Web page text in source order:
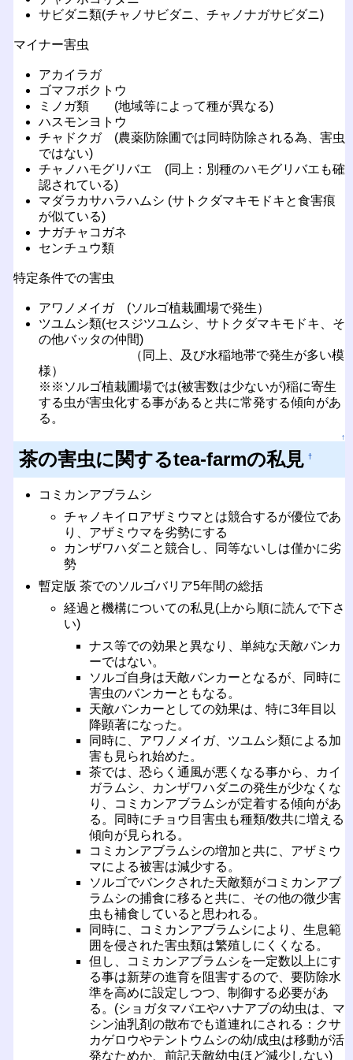
サビダニ類(チャノサビダニ、チャノナガサビダニ)
マイナー害虫
アカイラガ
ゴマフボクトウ
ミノガ類 (地域等によって種が異なる)
ハスモンヨトウ
チャドクガ (農薬防除圃では同時防除される為、害虫
ではない)
チャノハモグリバエ (同上：別種のハモグリバエも確
認されている)
マダラカサハラハムシ (サトクダマキモドキと食害痕
が似ている)
ナガチャコガネ
センチュウ類
特定条件での害虫
アワノメイガ (ソルゴ植栽圃場で発生）
ツユムシ類(セスジツユムシ、サトクダマキモドキ、そ
の他バッタの仲間)
（同上、及び水稲地帯で発生が多い模
様）
※※ソルゴ植栽圃場では(被害数は少ないが)稲に寄生
する虫が害虫化する事があると共に常発する傾向があ
る。
↑
茶の害虫に関するtea-farmの私見 †
コミカンアブラムシ
チャノキイロアザミウマとは競合するが優位であ
り、アザミウマを劣勢にする
カンザワハダニと競合し、同等ないしは僅かに劣
勢
暫定版 茶でのソルゴバリア5年間の総括
経過と機構についての私見(上から順に読んで下さ
い)
ナス等での効果と異なり、単純な天敵バンカ
ーではない。
ソルゴ自身は天敵バンカーとなるが、同時に
害虫のバンカーともなる。
天敵バンカーとしての効果は、特に3年目以
降顕著になった。
同時に、アワノメイガ、ツユムシ類による加
害も見られ始めた。
茶では、恐らく通風が悪くなる事から、カイ
ガラムシ、カンザワハダニの発生が少なくな
り、コミカンアブラムシが定着する傾向があ
る。同時にチョウ目害虫も種類/数共に増える
傾向が見られる。
コミカンアブラムシの増加と共に、アザミウ
マによる被害は減少する。
ソルゴでバンクされた天敵類がコミカンアブ
ラムシの捕食に移ると共に、その他の微少害
虫も補食していると思われる。
同時に、コミカンアブラムシにより、生息範
囲を侵された害虫類は繁殖しにくくなる。
但し、コミカンアブラムシを一定数以上にす
る事は新芽の進育を阻害するので、要防除水
準を高めに設定しつつ、制御する必要があ
る。(ショガタマバエやハナアブの幼虫は、マ
シン油乳剤の散布でも道連れにされる：クサ
カゲロウやテントウムシの幼/成虫は移動が活
発なためか、前記天敵幼虫ほど減少しない)